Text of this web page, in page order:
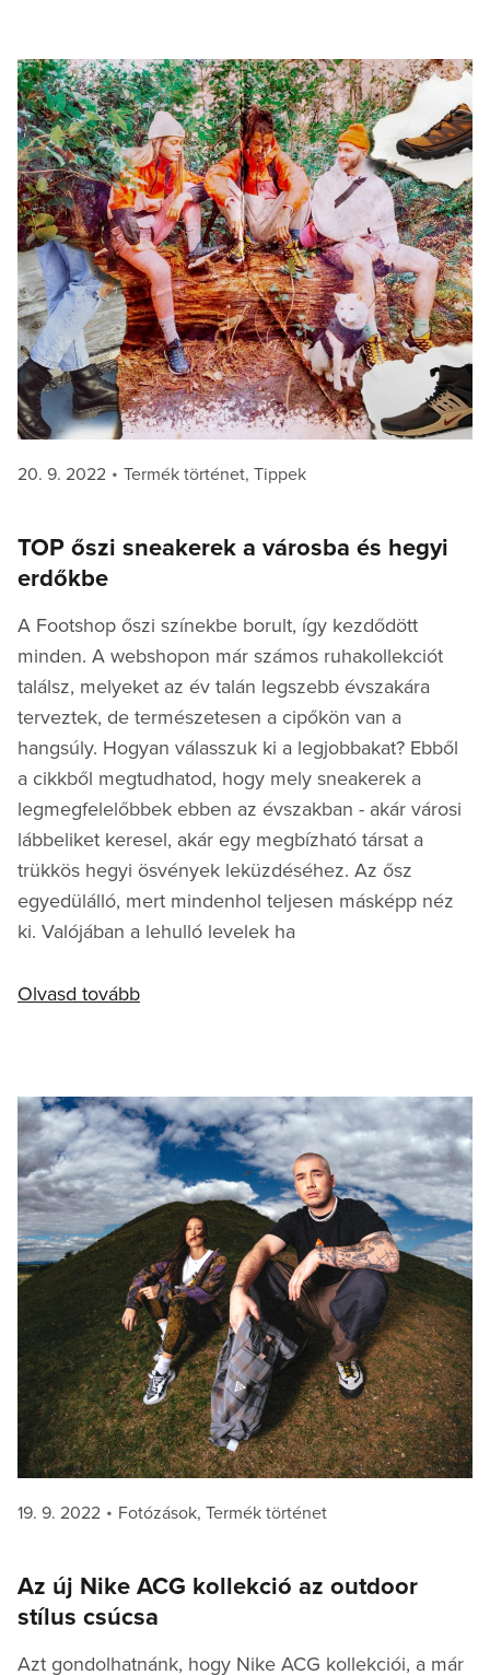
Posted
20. 9. 2022 Categories
Termék történet, Tippek
TOP őszi sneakerek a városba és hegyi
erdőkbe
A Footshop őszi színekbe borult, így kezdődött
minden. A webshopon már számos ruhakollekciót
találsz, melyeket az év talán legszebb évszakára
terveztek, de természetesen a cipőkön van a
hangsúly. Hogyan válasszuk ki a legjobbakat? Ebből
a cikkből megtudhatod, hogy mely sneakerek a
legmegfelelőbbek ebben az évszakban - akár városi
lábbeliket keresel, akár egy megbízható társat a
trükkös hegyi ösvények leküzdéséhez. Az ősz
egyedülálló, mert mindenhol teljesen másképp néz
ki. Valójában a lehulló levelek ha
Olvasd tovább
Posted
19. 9. 2022 Categories
Fotózások, Termék történet
Az új Nike ACG kollekció az outdoor
stílus csúcsa
Azt gondolhatnánk, hogy Nike ACG kollekciói, a már